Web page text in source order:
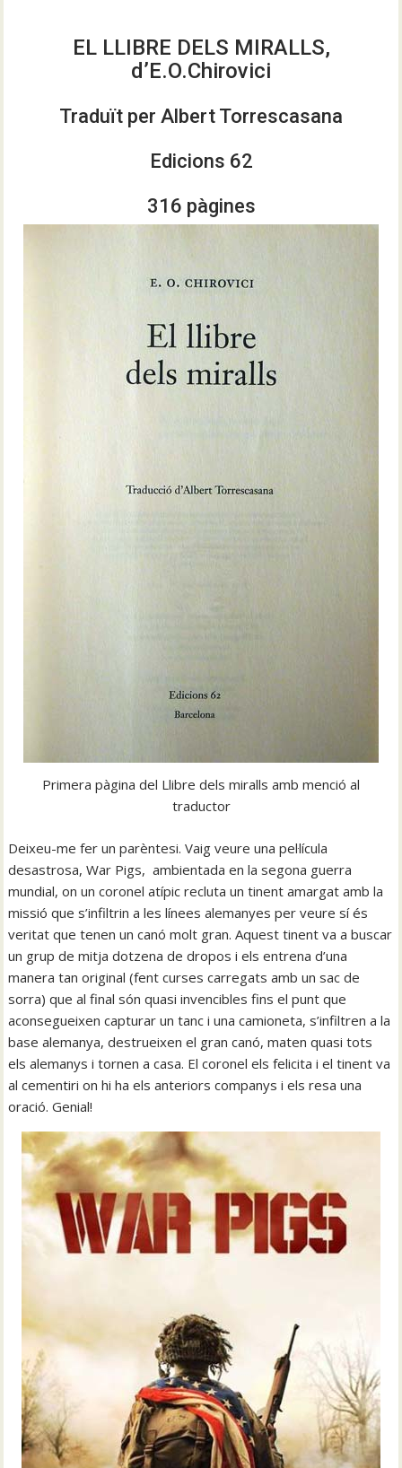
EL LLIBRE DELS MIRALLS,
d’E.O.Chirovici
Traduït per Albert Torrescasana
Edicions 62
316 pàgines
Primera pàgina del Llibre dels miralls amb menció al
traductor
Deixeu-me fer un parèntesi. Vaig veure una pel·lícula
desastrosa, War Pigs, ambientada en la segona guerra
mundial, on un coronel atípic recluta un tinent amargat amb la
missió que s’infiltrin a les línees alemanyes per veure sí és
veritat que tenen un canó molt gran. Aquest tinent va a buscar
un grup de mitja dotzena de dropos i els entrena d’una
manera tan original (fent curses carregats amb un sac de
sorra) que al final són quasi invencibles fins el punt que
aconsegueixen capturar un tanc i una camioneta, s’infiltren a la
base alemanya, destrueixen el gran canó, maten quasi tots
els alemanys i tornen a casa. El coronel els felicita i el tinent va
al cementiri on hi ha els anteriors companys i els resa una
oració. Genial!